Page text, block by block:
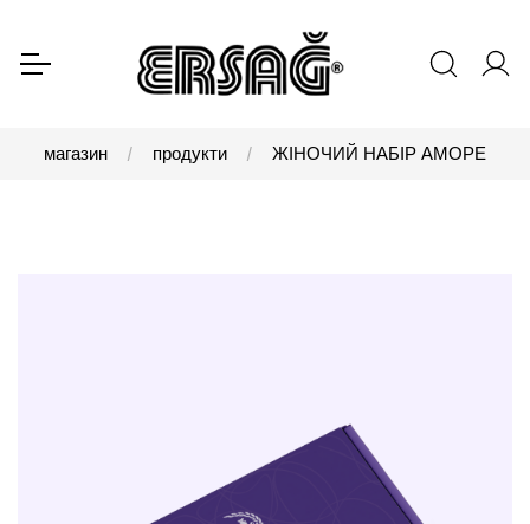
магазин продукти ЖІНОЧИЙ НАБІР АМОРЕ